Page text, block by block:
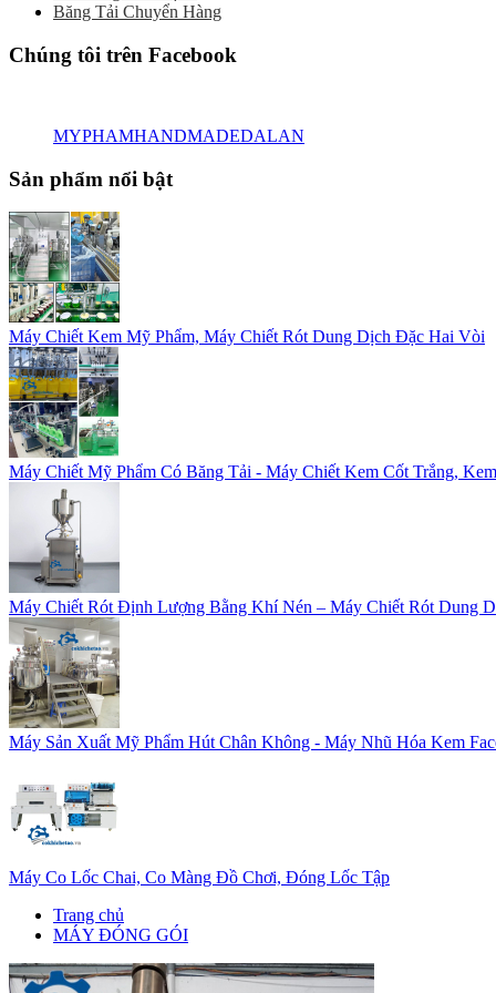
Băng Tải Chuyển Hàng
Chúng tôi trên Facebook
MYPHAMHANDMADEDALAN
Sản phẩm nổi bật
Máy Chiết Kem Mỹ Phẩm, Máy Chiết Rót Dung Dịch Đặc Hai Vòi
Máy Chiết Mỹ Phẩm Có Băng Tải - Máy Chiết Kem Cốt Trắng,
Máy Chiết Rót Định Lượng Bằng Khí Nén – Máy Chiết Rót Dung
Máy Sản Xuất Mỹ Phẩm Hút Chân Không - Máy Nhũ Hóa Kem
Máy Co Lốc Chai, Co Màng Đồ Chơi, Đóng Lốc Tập
Trang chủ
MÁY ĐÓNG GÓI